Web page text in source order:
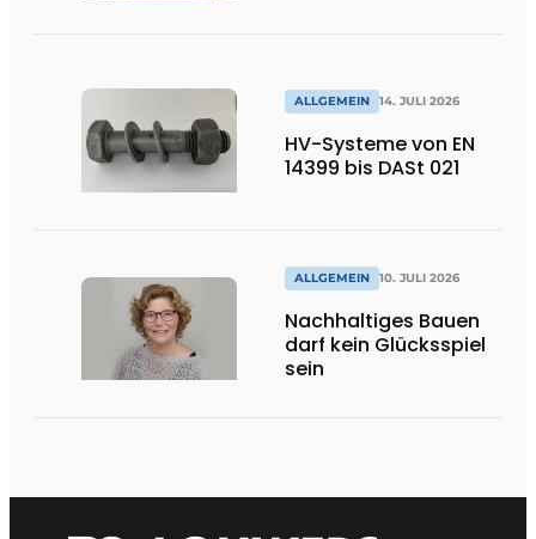
ALLGEMEIN 14. JULI 2026
HV-Systeme von EN
14399 bis DASt 021
ALLGEMEIN 10. JULI 2026
Nachhaltiges Bauen
darf kein Glücksspiel
sein